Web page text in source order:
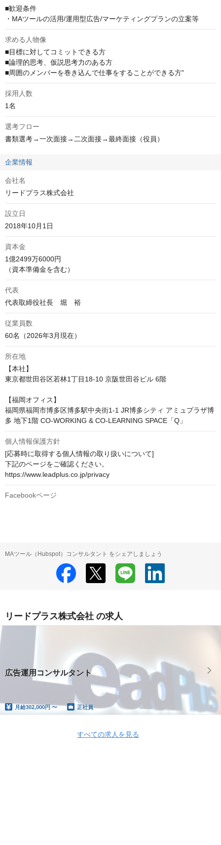
■歓迎条件
・MAツールの活用/運用型広告/マーケティングプランの立案等
求める人物像
■目標に対してコミットできる方
■論理的思考、仮説思考力のある方
■周囲のメンバーを巻き込んで仕事をすることができる方"
採用人数
1名
選考フロー
書類選考→一次面接→二次面接→最終面接（役員）
企業情報
会社名
リードプラス株式会社
設立日
2018年10月1日
資本金
1億2499万6000円
（資本準備金を含む）
代表
代表取締役社長　堀　裕
従業員数
60名（2026年3月現在）
所在地
【本社】
東京都世田谷区若林1丁目18-10 京阪世田谷ビル 6階
【福岡オフィス】
福岡県福岡市博多区博多駅中央街1-1 JR博多シティ アミュプラザ博
多 地下1階 CO-WORKING & CO-LEARNING SPACE「Q」
個人情報保護方針
[応募時に取得する個人情報の取り扱いについて]
下記のページをご確認ください。
https://www.leadplus.co.jp/privacy
Facebookページ
MAツール（Hubspot）コンサルタント をシェアしましょう
リードプラス株式会社 の求人
広告運用コンサルタント
月給302,000円 〜 正社員
すべての求人を見る